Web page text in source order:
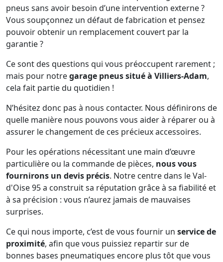
pneus sans avoir besoin d’une intervention externe ?
Vous soupçonnez un défaut de fabrication et pensez
pouvoir obtenir un remplacement couvert par la
garantie ?
Ce sont des questions qui vous préoccupent rarement ;
mais pour notregarage pneus situé à Villiers-Adam,
cela fait partie du quotidien !
N’hésitez donc pas à nous contacter. Nous définirons de
quelle manière nous pouvons vous aider à réparer ou à
assurer le changement de ces précieux accessoires.
Pour les opérations nécessitant une main d’œuvre
particulière ou la commande de pièces, nous vous
fournirons un devis précis. Notre centre dans le Val-
d'Oise 95 a construit sa réputation grâce à sa fiabilité et
à sa précision : vous n’aurez jamais de mauvaises
surprises.
Ce qui nous importe, c’est de vous fournir un service de
proximité, afin que vous puissiez repartir sur de
bonnes bases pneumatiques encore plus tôt que vous